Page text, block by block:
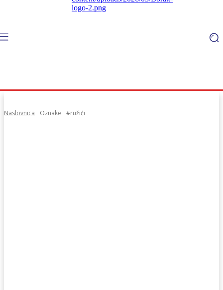
Naslovnica Oznake #ružići